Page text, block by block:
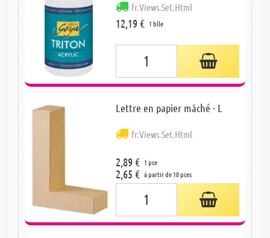
fr.Views.Set.Html
12,19 € 1 blle
Lettre en papier mâché - L
fr.Views.Set.Html
2,89 € 1 pce
2,65 € à partir de 10 pces